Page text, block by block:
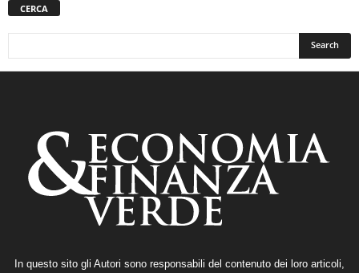
CERCA
In questo sito gli Autori sono responsabili del contenuto dei loro articoli,